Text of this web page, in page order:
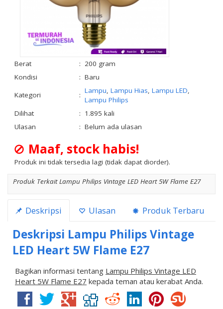
Berat : 200 gram
Kondisi
: Baru
Kategori
: Lampu Lampu Hias Lampu LED
Lampu Philips
Dilihat
: 1.895 kali
Ulasan
: Belum ada ulasan
Maaf, stock habis!
Produk ini tidak tersedia lagi (tidak dapat diorder).
Produk Terkait Lampu Philips Vintage LED Heart 5W Flame E27
Deskripsi Ulasan Produk Terbaru
Deskripsi Lampu Philips Vintage
LED Heart 5W Flame E27
Bagikan informasi tentang Lampu Philips Vintage LED
Heart 5W Flame E27 kepada teman atau kerabat Anda.